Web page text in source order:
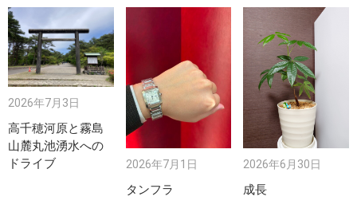
2026年7月3日
高千穂河原と霧島
山麓丸池湧水への
ドライブ
2026年7月1日
タンフラ
2026年6月30日
成長